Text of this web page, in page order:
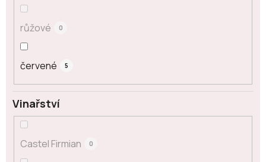
růžové 0
červené 5
Vinařství
Castel Firmian 0